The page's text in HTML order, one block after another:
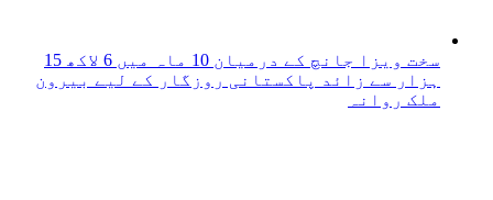
سخت ویزا جانچ کے درمیان 10 ماہ میں 6 لاکھ 15
ہزار سے زائد پاکستانی روزگار کے لیے بیرون
ملک روانہ